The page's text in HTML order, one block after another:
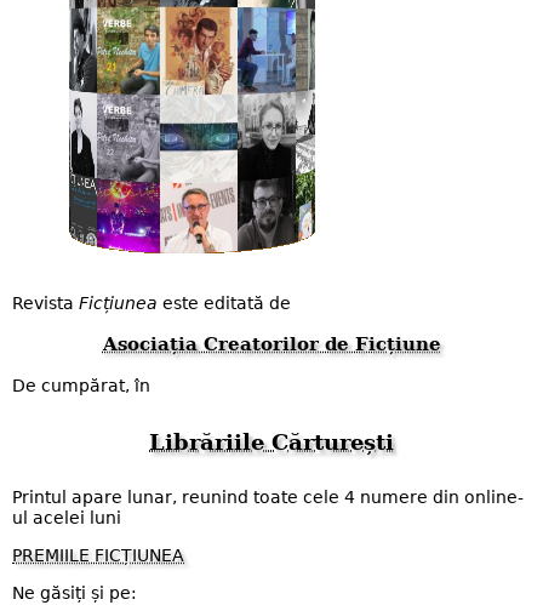
Revista Ficțiunea este editată de
Asociația Creatorilor de Ficțiune
De cumpărat, în
Librăriile Cărturești
Printul apare lunar, reunind toate cele 4 numere din online-
ul acelei luni
PREMIILE FICȚIUNEA
Ne găsiți și pe: